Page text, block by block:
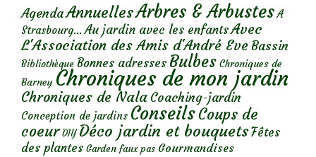
AgendaAnnuellesArbres & Arbustes A
Strasbourg... Au jardin avec les enfantsAvec
L'Association des Amis d'André Eve Bassin
Bibliothèque Bonnes adresses Bulbes Chroniques de
Barney Chroniques de mon jardin
Chroniques de Nala Coaching-jardin
Conception de jardins ConseilsCoups de
coeur DIY Déco jardin et bouquetsFêtes
des plantes Garden faux pas Gourmandises